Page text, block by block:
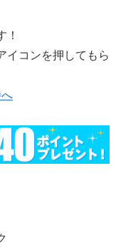
！
イコンを押してもら